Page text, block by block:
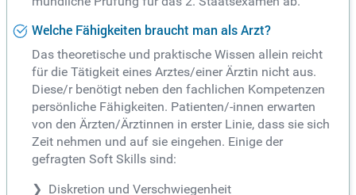
Welche Fähigkeiten braucht man als Arzt?
Das theoretische und praktische Wissen allein reicht
für die Tätigkeit eines Arztes/einer Ärztin nicht aus.
Diese/r benötigt neben den fachlichen Kompetenzen
persönliche Fähigkeiten. Patienten/-innen erwarten
von den Ärzten/Ärztinnen in erster Linie, dass sie sich
Zeit nehmen und auf sie eingehen. Einige der
gefragten Soft Skills sind:
Diskretion und Verschwiegenheit